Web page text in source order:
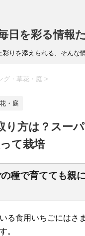
日を彩る情報
りを添えられる、そんな
グ・草花・庭 >
・庭
り方は？スー
て栽培
種で育てても親
る食用いちごにはさ
。